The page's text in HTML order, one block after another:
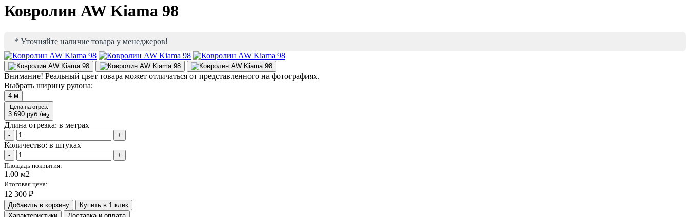
Ковролин AW Kiama 98
* Уточняйте наличие товара у менеджеров!
Внимание! Реальный цвет товара может отличаться от представленного на фотографиях.
Выбрать ширину рулона:
4 м
Цена на отрез:
3 690 руб./м2
Длина отрезка: в метрах
- +
Количество: в штуках
-
+
Площадь покрытия:
1.00 м2
Итоговая цена:
12 300 ₽
Добавить в корзину
Купить в 1 клик